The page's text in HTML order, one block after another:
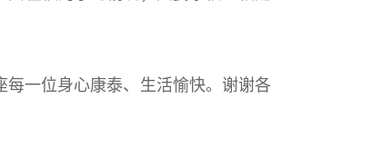
一位身心康泰、生活愉快。谢谢各